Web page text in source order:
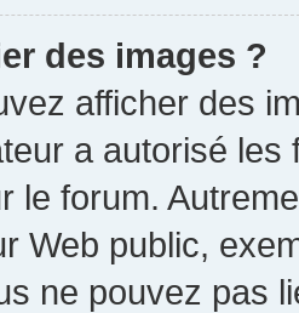
des images ?
afficher des
a autorisé
le forum.
Web public,
ne pouvez pas